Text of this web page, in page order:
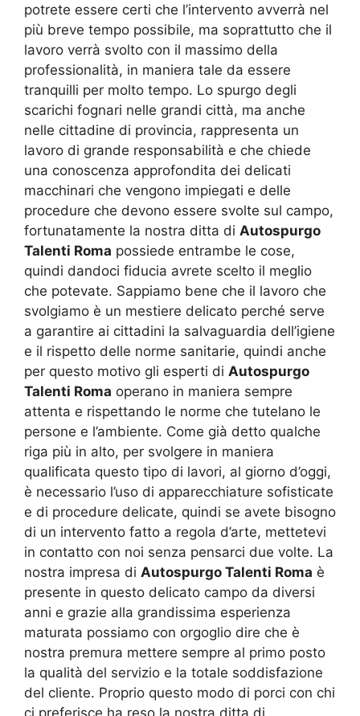
potrete essere certi che l’intervento avverrà nel
più breve tempo possibile, ma soprattutto che il
lavoro verrà svolto con il massimo della
professionalità, in maniera tale da essere
tranquilli per molto tempo. Lo spurgo degli
scarichi fognari nelle grandi città, ma anche
nelle cittadine di provincia, rappresenta un
lavoro di grande responsabilità e che chiede
una conoscenza approfondita dei delicati
macchinari che vengono impiegati e delle
procedure che devono essere svolte sul campo,
fortunatamente la nostra ditta di Autospurgo
Talenti Roma possiede entrambe le cose,
quindi dandoci fiducia avrete scelto il meglio
che potevate. Sappiamo bene che il lavoro che
svolgiamo è un mestiere delicato perché serve
a garantire ai cittadini la salvaguardia dell’igiene
e il rispetto delle norme sanitarie, quindi anche
per questo motivo gli esperti di Autospurgo
Talenti Roma operano in maniera sempre
attenta e rispettando le norme che tutelano le
persone e l’ambiente. Come già detto qualche
riga più in alto, per svolgere in maniera
qualificata questo tipo di lavori, al giorno d’oggi,
è necessario l’uso di apparecchiature sofisticate
e di procedure delicate, quindi se avete bisogno
di un intervento fatto a regola d’arte, mettetevi
in contatto con noi senza pensarci due volte. La
nostra impresa di Autospurgo Talenti Roma è
presente in questo delicato campo da diversi
anni e grazie alla grandissima esperienza
maturata possiamo con orgoglio dire che è
nostra premura mettere sempre al primo posto
la qualità del servizio e la totale soddisfazione
del cliente. Proprio questo modo di porci con chi
ci preferisce ha reso la nostra ditta di